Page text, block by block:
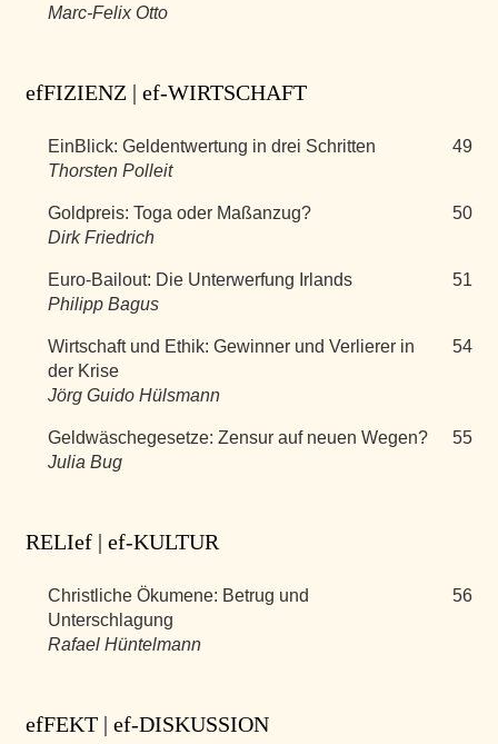
Marc-Felix Otto
efFIZIENZ | ef-WIRTSCHAFT
EinBlick: Geldentwertung in drei Schritten
Thorsten Polleit
49
Goldpreis: Toga oder Maßanzug?
Dirk Friedrich
50
Euro-Bailout: Die Unterwerfung Irlands
Philipp Bagus
51
Wirtschaft und Ethik: Gewinner und Verlierer in
der Krise
Jörg Guido Hülsmann
54
Geldwäschegesetze: Zensur auf neuen Wegen?
Julia Bug
55
RELIef | ef-KULTUR
Christliche Ökumene: Betrug und
Unterschlagung
Rafael Hüntelmann
56
efFEKT | ef-DISKUSSION